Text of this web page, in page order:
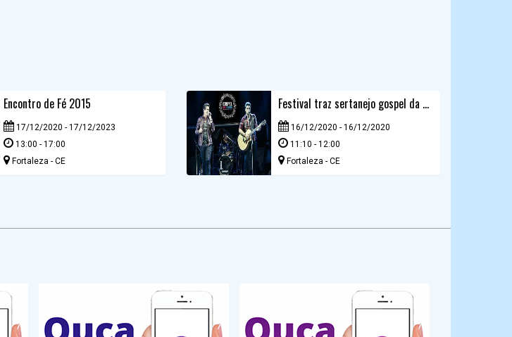
Encontro de Fé 2015
17/12/2020 - 17/12/2023
13:00 - 17:00
Fortaleza - CE
Festival traz sertanejo gospel da dupla André e Felipe
16/12/2020 - 16/12/2020
11:10 - 12:00
Fortaleza - CE